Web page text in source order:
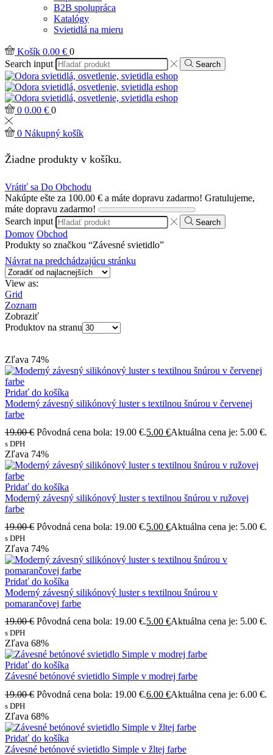
B2B spolupráca
Katalógy
Svietidlá na mieru
Košík 0.00 € 0
Search input
Search
0 0.00 € 0
0 Nákupný košík
Žiadne produkty v košíku.
Vrátiť sa Do Obchodu
Nakúpte ešte za 100.00 € a máte dopravu zadarmo! Gratulujeme,
máte dopravu zadarmo!
Search input
Search
Domov Obchod
Produkty so značkou “Závesné svietidlo”
Návrat na predchádzajúcu stránku
View as:
Grid
Zoznam
Zobraziť
Produktov na stranu
Zľava 74%
Pridať do košíka
Moderný závesný silikónový luster s textilnou šnúrou v červenej
farbe
19.00€ Pôvodná cena bola: 19.00 €.5.00 €Aktuálna cena je: 5.00 €.
s DPH
Zľava 74%
Pridať do košíka
Moderný závesný silikónový luster s textilnou šnúrou v ružovej
farbe
19.00€ Pôvodná cena bola: 19.00 €.5.00 €Aktuálna cena je: 5.00 €.
s DPH
Zľava 74%
Pridať do košíka
Moderný závesný silikónový luster s textilnou šnúrou v
pomarančovej farbe
19.00€ Pôvodná cena bola: 19.00 €.5.00 €Aktuálna cena je: 5.00 €.
s DPH
Zľava 68%
Pridať do košíka
Závesné betónové svietidlo Simple v modrej farbe
19.00€ Pôvodná cena bola: 19.00 €.6.00 €Aktuálna cena je: 6.00 €.
s DPH
Zľava 68%
Pridať do košíka
Závesné betónové svietidlo Simple v žltej farbe